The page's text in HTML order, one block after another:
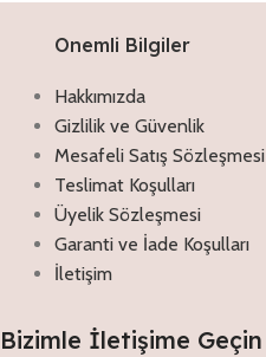
Onemli Bilgiler
Hakkımızda
Gizlilik ve Güvenlik
Mesafeli Satış Sözleşmesi
Teslimat Koşulları
Üyelik Sözleşmesi
Garanti ve İade Koşulları
İletişim
Bizimle İletişime Geçin